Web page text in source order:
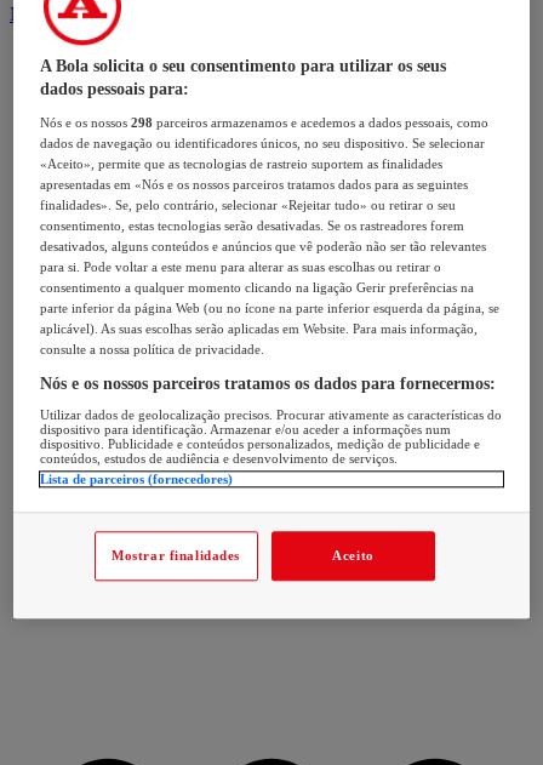
Modalidades
A Bola solicita o seu consentimento para utilizar os seus
dados pessoais para:
Nós e os nossos298 parceiros armazenamos e acedemos a dados pessoais, como
dados de navegação ou identificadores únicos, no seu dispositivo. Se selecionar
«Aceito», permite que as tecnologias de rastreio suportem as finalidades
apresentadas em «Nós e os nossos parceiros tratamos dados para as seguintes
finalidades». Se, pelo contrário, selecionar «Rejeitar tudo» ou retirar o seu
consentimento, estas tecnologias serão desativadas. Se os rastreadores forem
desativados, alguns conteúdos e anúncios que vê poderão não ser tão relevantes
para si. Pode voltar a este menu para alterar as suas escolhas ou retirar o
consentimento a qualquer momento clicando na ligação Gerir preferências na
parte inferior da página Web (ou no ícone na parte inferior esquerda da página, se
aplicável). As suas escolhas serão aplicadas em Website. Para mais informação,
consulte a nossa política de privacidade.
Nós e os nossos parceiros tratamos os dados para fornecermos:
Utilizar dados de geolocalização precisos. Procurar ativamente as características do
dispositivo para identificação. Armazenar e/ou aceder a informações num
dispositivo. Publicidade e conteúdos personalizados, medição de publicidade e
conteúdos, estudos de audiência e desenvolvimento de serviços.
Lista de parceiros (fornecedores)
Mostrar finalidades Aceito